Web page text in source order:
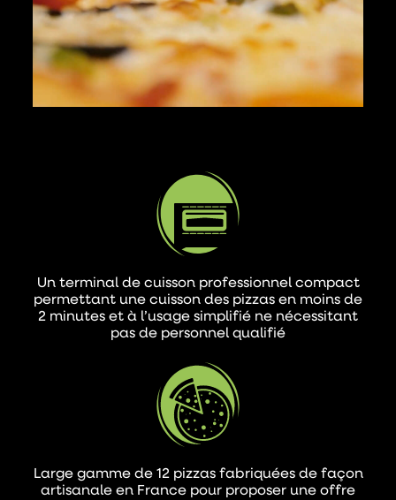
Un terminal de cuisson professionnel compact
permettant une cuisson des pizzas en moins de
2 minutes et à l’usage simplifié ne nécessitant
pas de personnel qualifié
Large gamme de 12 pizzas fabriquées de façon
artisanale en France pour proposer une offre